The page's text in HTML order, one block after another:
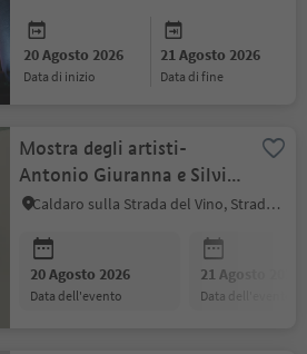
20 Agosto 2026
data di inizio
21 Agosto 2026
data di fine
Mostra degli artisti-
Antonio Giuranna e Silvia
Hell
Caldaro sulla Strada del Vino, Strada del Vino
20 Agosto 2026
data dell'evento
21 Agosto 2026
data dell'evento